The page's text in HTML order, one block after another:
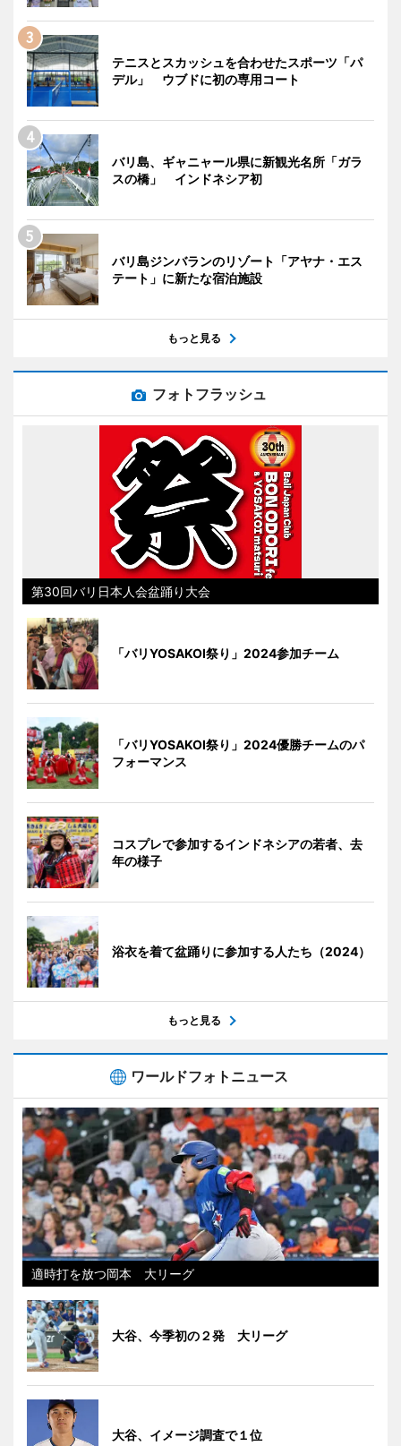
テニスとスカッシュを合わせたスポーツ「パ
デル」 ウブドに初の専用コート
バリ島、ギャニャール県に新観光名所「ガラ
スの橋」 インドネシア初
バリ島ジンバランのリゾート「アヤナ・エス
テート」に新たな宿泊施設
もっと見る
フォトフラッシュ
第30回バリ日本人会盆踊り大会
「バリYOSAKOI祭り」2024参加チーム
「バリYOSAKOI祭り」2024優勝チームのパ
フォーマンス
コスプレで参加するインドネシアの若者、去
年の様子
浴衣を着て盆踊りに参加する人たち（2024）
もっと見る
ワールドフォトニュース
適時打を放つ岡本 大リーグ
大谷、今季初の２発 大リーグ
大谷、イメージ調査で１位